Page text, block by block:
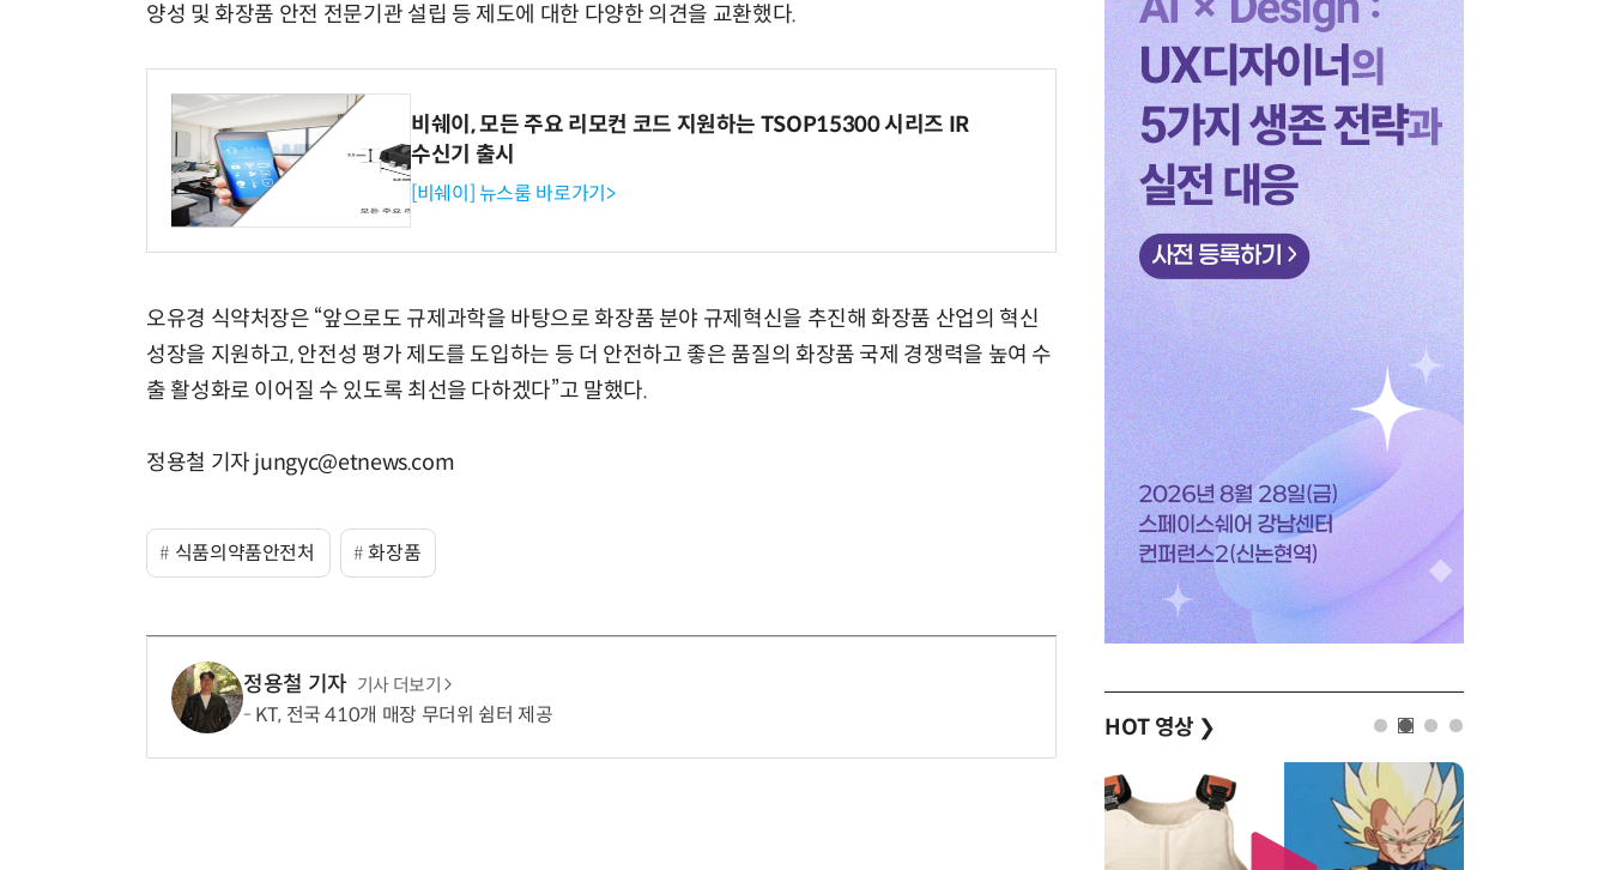
양성 및 화장품 안전 전문기관 설립 등 제도에 대한 다양한 의견을 교환했다.
비쉐이, 모든 주요 리모컨 코드 지원하는 TSOP15300 시리즈 IR
수신기 출시
[비쉐이] 뉴스룸 바로가기>
오유경 식약처장은 “앞으로도 규제과학을 바탕으로 화장품 분야 규제혁신을 추진해 화장품 산업의 혁신
성장을 지원하고, 안전성 평가 제도를 도입하는 등 더 안전하고 좋은 품질의 화장품 국제 경쟁력을 높여 수
출 활성화로 이어질 수 있도록 최선을 다하겠다”고 말했다.
정용철 기자 jungyc@etnews.com
식품의약품안전처 화장품
정용철 기자 기사 더보기
KT, 전국 410개 매장 무더위 쉼터 제공 HOT 영상 ❯